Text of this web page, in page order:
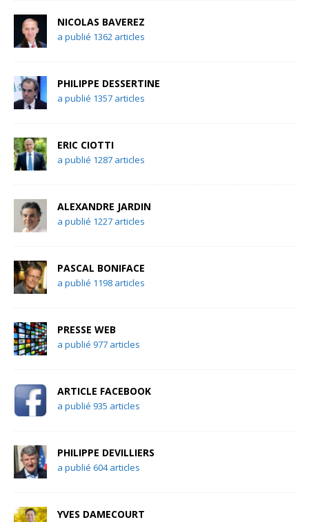
NICOLAS BAVEREZ
a publié 1362 articles
PHILIPPE DESSERTINE
a publié 1357 articles
ERIC CIOTTI
a publié 1287 articles
ALEXANDRE JARDIN
a publié 1227 articles
PASCAL BONIFACE
a publié 1198 articles
PRESSE WEB
a publié 977 articles
ARTICLE FACEBOOK
a publié 935 articles
PHILIPPE DEVILLIERS
a publié 604 articles
YVES DAMECOURT